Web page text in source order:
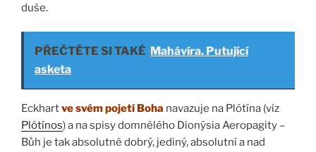
duše.
PŘEČTĚTE SI TAKÉ Mahávíra. Putující
asketa
Eckhartve svém pojetí Boha navazuje na Plótína (viz
Plótínos) a na spisy domnělého Dionýsia Aeropagity –
Bůh je tak absolutně dobrý, jediný, absolutní a nad